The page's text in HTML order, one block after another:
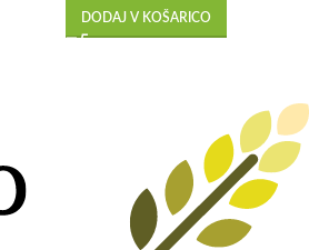
DODAJ V KOŠARICO